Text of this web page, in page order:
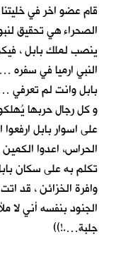
قام عضو اخر في
الصحراء هي تحقيق
ينصب لملك بابل ،
النبي ارميا في
بابل وانت لم تعرفي
و كل رجال حربها
على اسوار بابل ارفعوا
الحراس، اعدوا
تكلم به على سكان
وافرة الخزائن ، قد
الجنود بنفسه أني لا
جلبة….!))